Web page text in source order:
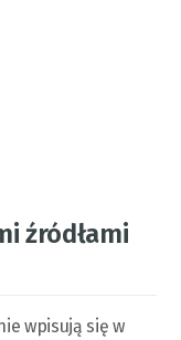
źródłami
wpisują się w